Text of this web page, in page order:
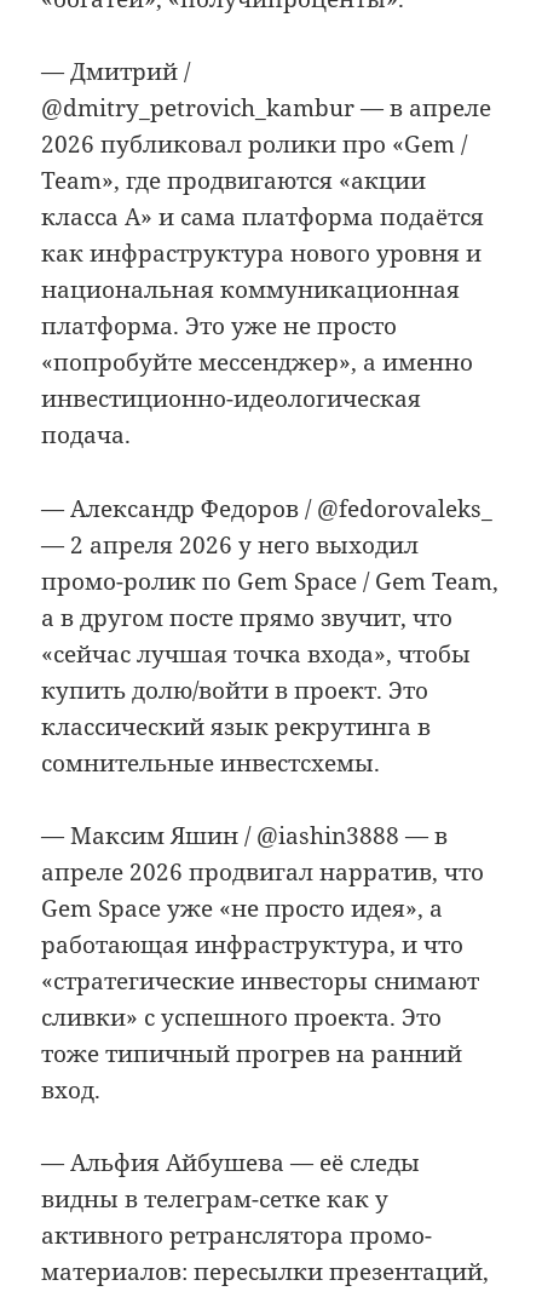
— Дмитрий /
@dmitry_petrovich_kambur — в апреле
2026 публиковал ролики про «Gem /
Team», где продвигаются «акции
класса A» и сама платформа подаётся
как инфраструктура нового уровня и
национальная коммуникационная
платформа. Это уже не просто
«попробуйте мессенджер», а именно
инвестиционно-идеологическая
подача.
— Александр Федоров / @fedorovaleks_
— 2 апреля 2026 у него выходил
промо-ролик по Gem Space / Gem Team,
а в другом посте прямо звучит, что
«сейчас лучшая точка входа», чтобы
купить долю/войти в проект. Это
классический язык рекрутинга в
сомнительные инвестсхемы.
— Максим Яшин / @iashin3888 — в
апреле 2026 продвигал нарратив, что
Gem Space уже «не просто идея», а
работающая инфраструктура, и что
«стратегические инвесторы снимают
сливки» с успешного проекта. Это
тоже типичный прогрев на ранний
вход.
— Альфия Айбушева — её следы
видны в телеграм-сетке как у
активного ретранслятора промо-
материалов: пересылки презентаций,